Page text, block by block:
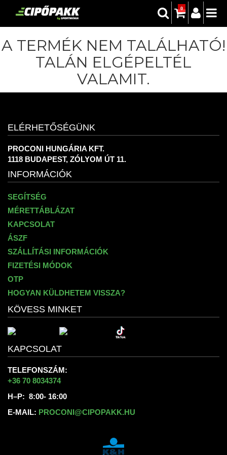
0
A TERMÉK NEM TALÁLHATÓ!
TALÁN ELGÉPELTÉL
VALAMIT.
ELÉRHETŐSÉGÜNK
PROCONI HUNGÁRIA KFT.
1118 BUDAPEST, ZÓLYOM ÚT 11.
INFORMÁCIÓK
SEGÍTSÉG
MÉRETTÁBLÁZAT
KAPCSOLAT
ÁSZF
SZÁLLÍTÁSI INFORMÁCIÓK
FIZETÉSI MÓDOK
OTP
HOGYAN KÜLDHETEM VISSZA?
KÖVESS MINKET
KAPCSOLAT
TELEFONSZÁM:
+36 70 8034374
H–P: 8:00- 16:00
E-MAIL: PROCONI@CIPOPAKK.HU